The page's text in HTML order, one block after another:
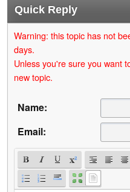
Quick Reply
Warning: this topic has not
days.
Unless you're sure you want
new topic.
Name:
Email: